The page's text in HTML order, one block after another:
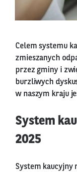
Celem systemu
zmieszanych
przez gminy i
burzliwych
w naszym kraju
System
2025
System kaucyjny